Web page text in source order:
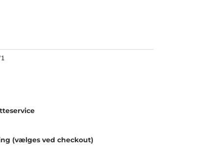
(vælges ved checkout)